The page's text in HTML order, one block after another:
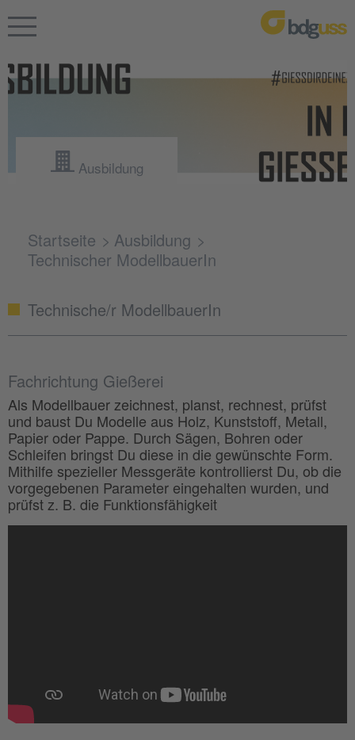
Ausbildung
Startseite
Ausbildung
Technischer ModellbauerIn
Technische/r ModellbauerIn
Fachrichtung Gießerei
Als Modellbauer zeichnest, planst, rechnest, prüfst
und baust Du Modelle aus Holz, Kunststoff, Metall,
Papier oder Pappe. Durch Sägen, Bohren oder
Schleifen bringst Du diese in die gewünschte Form.
Mithilfe spezieller Messgeräte kontrollierst Du, ob die
vorgegebenen Parameter eingehalten wurden, und
prüfst z. B. die Funktionsfähigkeit